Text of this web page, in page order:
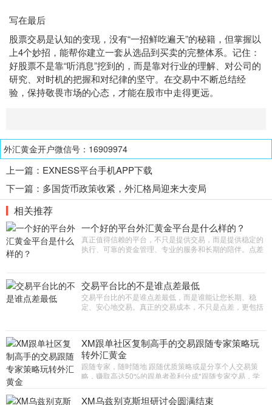
写在最后
股票交易是认知的变现，没有“一招鲜吃遍天”的秘籍，但掌握以
上4个妙招，能帮你建立一套从选品到买卖的完整体系。记住：
好股票不是靠“听消息”挖到的，而是靠对行业的理解、对公司的
研究、对时机的把握和对纪律的坚守。在交易中不断总结经
验，保持敬畏市场的心态，才能在股市中走得更远。
外汇黄金开户微信号：16909974
上一篇： EXNESS平台手机APP下载
下一篇： 多国货币政策收紧，外汇格局迎来大变局
相关推荐
一个好的平台外汇黄金平台是什么样的？
真正值得信赖的平台，不只是提供交易，而是提供稳定的
执行、可靠的资金管理、专业的服务和长期的陪伴。点差
交易平台比的不是谁点差最低
交易平台比的不是谁点差最低，而是谁能让您长期、稳
定、安心地交易。真正的交易成本，不只是点差，更包括
XM跟单社区复制高手的交易跟随专家策略玩
转外汇黄金
跟随专家，随时随地 跟随优质策略或是分享个人交易策
略，赚取高达50%的跟单者盈利分成*跟随专家交易，学
专家交易头寸，或分享个人
XM乌兹别克斯坦研讨会圆满结束